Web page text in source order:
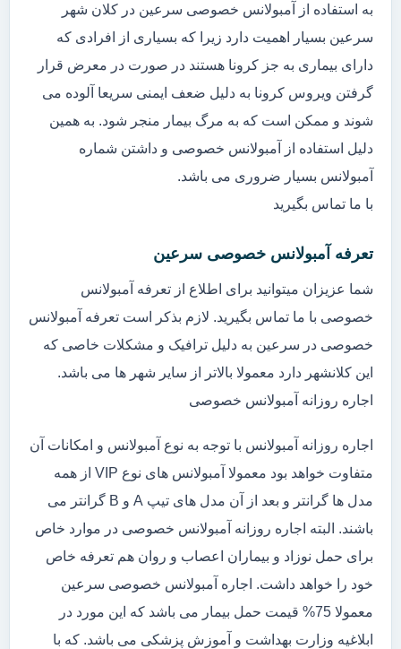
به استفاده از آمبولانس خصوصی سرعین در کلان شهر
سرعین بسیار اهمیت دارد زیرا که بسیاری از افرادی که
دارای بیماری به جز کرونا هستند در صورت در معرض قرار
گرفتن ویروس کرونا به دلیل ضعف ایمنی سریعا آلوده می
شوند و ممکن است که به مرگ بیمار منجر شود. به همین
دلیل استفاده از آمبولانس خصوصی و داشتن شماره
آمبولانس بسیار ضروری می باشد.
با ما تماس بگیرید
تعرفه آمبولانس خصوصی سرعین
شما عزیزان میتوانید برای اطلاع از تعرفه آمبولانس
خصوصی با ما تماس بگیرید. لازم بذکر است تعرفه آمبولانس
خصوصی در سرعین به دلیل ترافیک و مشکلات خاصی که
این کلانشهر دارد معمولا بالاتر از سایر شهر ها می باشد.
اجاره روزانه آمبولانس خصوصی
اجاره روزانه آمبولانس با توجه به نوع آمبولانس و امکانات آن
متفاوت خواهد بود معمولا آمبولانس های نوع VIP از همه
مدل ها گرانتر و بعد از آن مدل های تیپ A و B گرانتر می
باشند. البته اجاره روزانه آمبولانس خصوصی در موارد خاص
برای حمل نوزاد و بیماران اعصاب و روان هم تعرفه خاص
خود را خواهد داشت. اجاره آمبولانس خصوصی سرعین
معمولا 75% قیمت حمل بیمار می باشد که این مورد در
ابلاغیه وزارت بهداشت و آموزش پزشکی می باشد. که با